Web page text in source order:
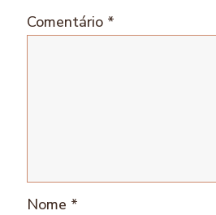
Comentário *
Nome *